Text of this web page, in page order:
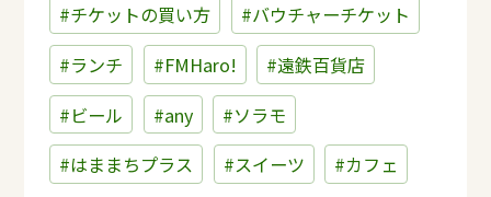
#チケットの買い方
#バウチャーチケット
#ランチ
#FMHaro!
#遠鉄百貨店
#ビール
#any
#ソラモ
#はままちプラス
#スイーツ #カフェ